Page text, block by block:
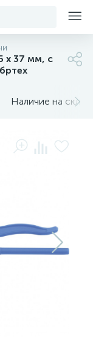
х 37 мм, с
Наличие на